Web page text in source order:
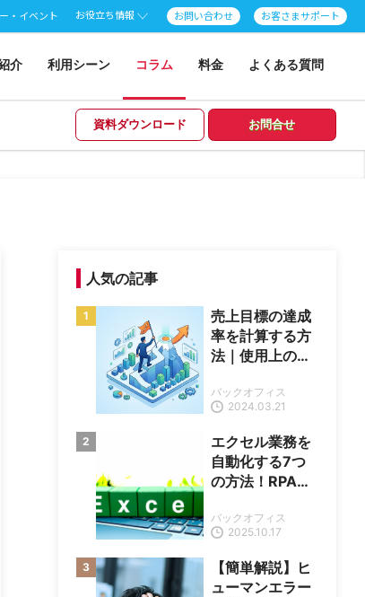
・イベント お役立ち情報 お問い合わせ お客さまサポート
介 利用シーン コラム 料金 よくある質問
資料ダウンロード お問合せ
人気の記事
売上目標の達成
率を計算する方
法｜使用上の注
しよう
2024.03.21
バックオフィス
エクセル業務を
自動化する7つ
の方法！RPAツ
や事例も解説
2025.10.17
バックオフィス
【簡単解説】ヒ
ューマンエラー